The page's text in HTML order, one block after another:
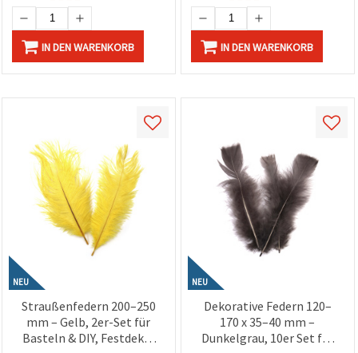
IN DEN WARENKORB IN DEN WARENKORB
NEU
Straußenfedern 200–250
mm – Gelb, 2er-Set für
Basteln & DIY, Festdeko,
NEU
Dekorative Federn 120–
170 x 35–40 mm –
Dunkelgrau, 10er Set für